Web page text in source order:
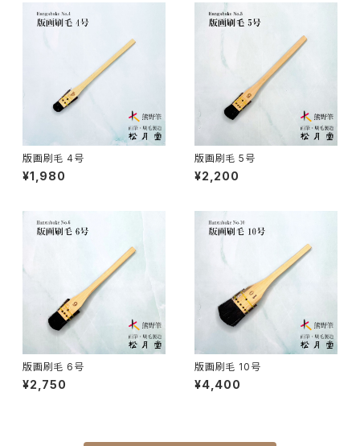
線描筆 / SENBYO (line,outline)
付立筆 / TSUKETATEFUDE
如水 / NYOSUI (line,color)
白圭 / HAKKEI(line,color,crafts)
蒔絵筆 / MAKIE
円山筆 / Maruyama Fude
オロンピー筆 / Oronpy Fude
平筆 / Hirafude (flat brush)
暮らし・雑貨 - knickknack
料理 - cooking
工芸
版画刷毛 4号
¥1,980
版画刷毛 5号
¥2,200
版画刷毛 6号
¥2,750
版画刷毛 10号
¥4,400